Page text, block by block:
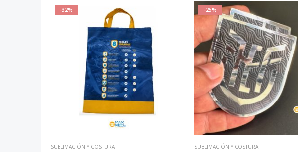
-32%
SUBLIMACIÓN Y COSTURA
-25%
SUBLIMACIÓN Y COSTURA